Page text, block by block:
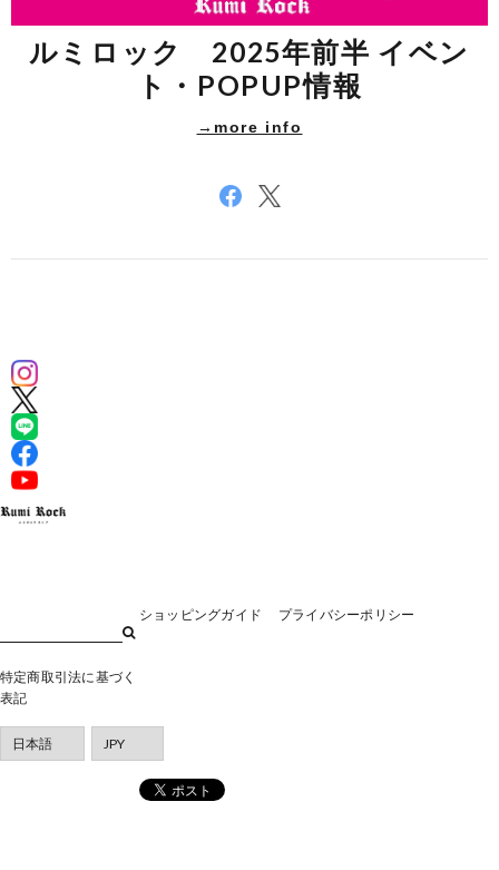
ルミロック 2025年前半 イベン
ト・POPUP情報
→more info
ショッピングガイド プライバシーポリシー
特定商取引法に基づく
表記